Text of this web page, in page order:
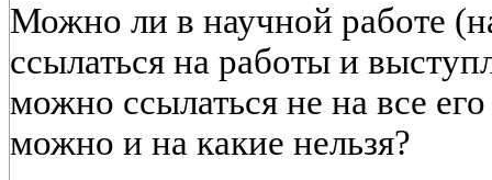
Можно ли в научной работе
ссылаться на работы и
можно ссылаться не на все
можно и на какие нельзя?